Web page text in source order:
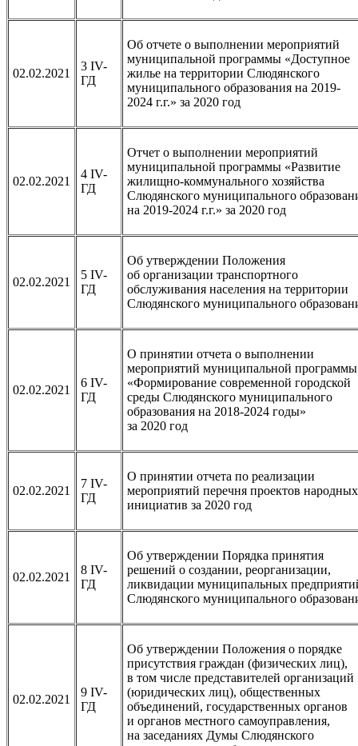
02.02.2021
3 IV-
ГД
Об отчете о выполнении мероприятий
муниципальной программы «Доступное
жилье на территории Слюдянского
муниципального образования на 2019-
2024 г.г.» за 2020 год
02.02.2021
4 IV-
ГД
Отчет о выполнении мероприятий
муниципальной программы «Развитие
жилищно-коммунального хозяйства
Слюдянского муниципального
на 2019-2024 г.г.» за 2020 год
02.02.2021
5 IV-
ГД
Об утверждении Положения
об организации транспортного
обслуживания населения на территории
Слюдянского муниципального
02.02.2021
6 IV-
ГД
О принятии отчета о выполнении
мероприятий муниципальной программы
«Формирование современной городской
среды Слюдянского муниципального
образования на 2018-2024 годы»
за 2020 год
02.02.2021
7 IV-
ГД
О принятии отчета по реализации
мероприятий перечня проектов народных
инициатив за 2020 год
02.02.2021
8 IV-
ГД
Об утверждении Порядка принятия
решений о создании, реорганизации,
ликвидации муниципальных
Слюдянского муниципального
02.02.2021
9 IV-
ГД
Об утверждении Положения о порядке
присутствия граждан (физических лиц),
в том числе представителей организаций
(юридических лиц), общественных
объединений, государственных органов
и органов местного самоуправления,
на заседаниях Думы Слюдянского